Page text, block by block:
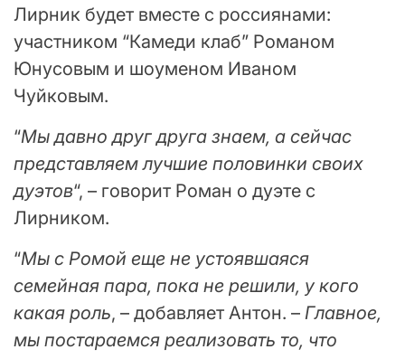
Лирник будет вместе с россиянами:
участником “Камеди клаб” Романом
Юнусовым и шоуменом Иваном
Чуйковым.
“Мы давно друг друга знаем, а сейчас
представляем лучшие половинки своих
дуэтов“, – говорит Роман о дуэте с
Лирником.
“Мы с Ромой еще не устоявшаяся
семейная пара, пока не решили, у кого
какая роль, – добавляет Антон. – Главное,
мы постараемся реализовать то, что